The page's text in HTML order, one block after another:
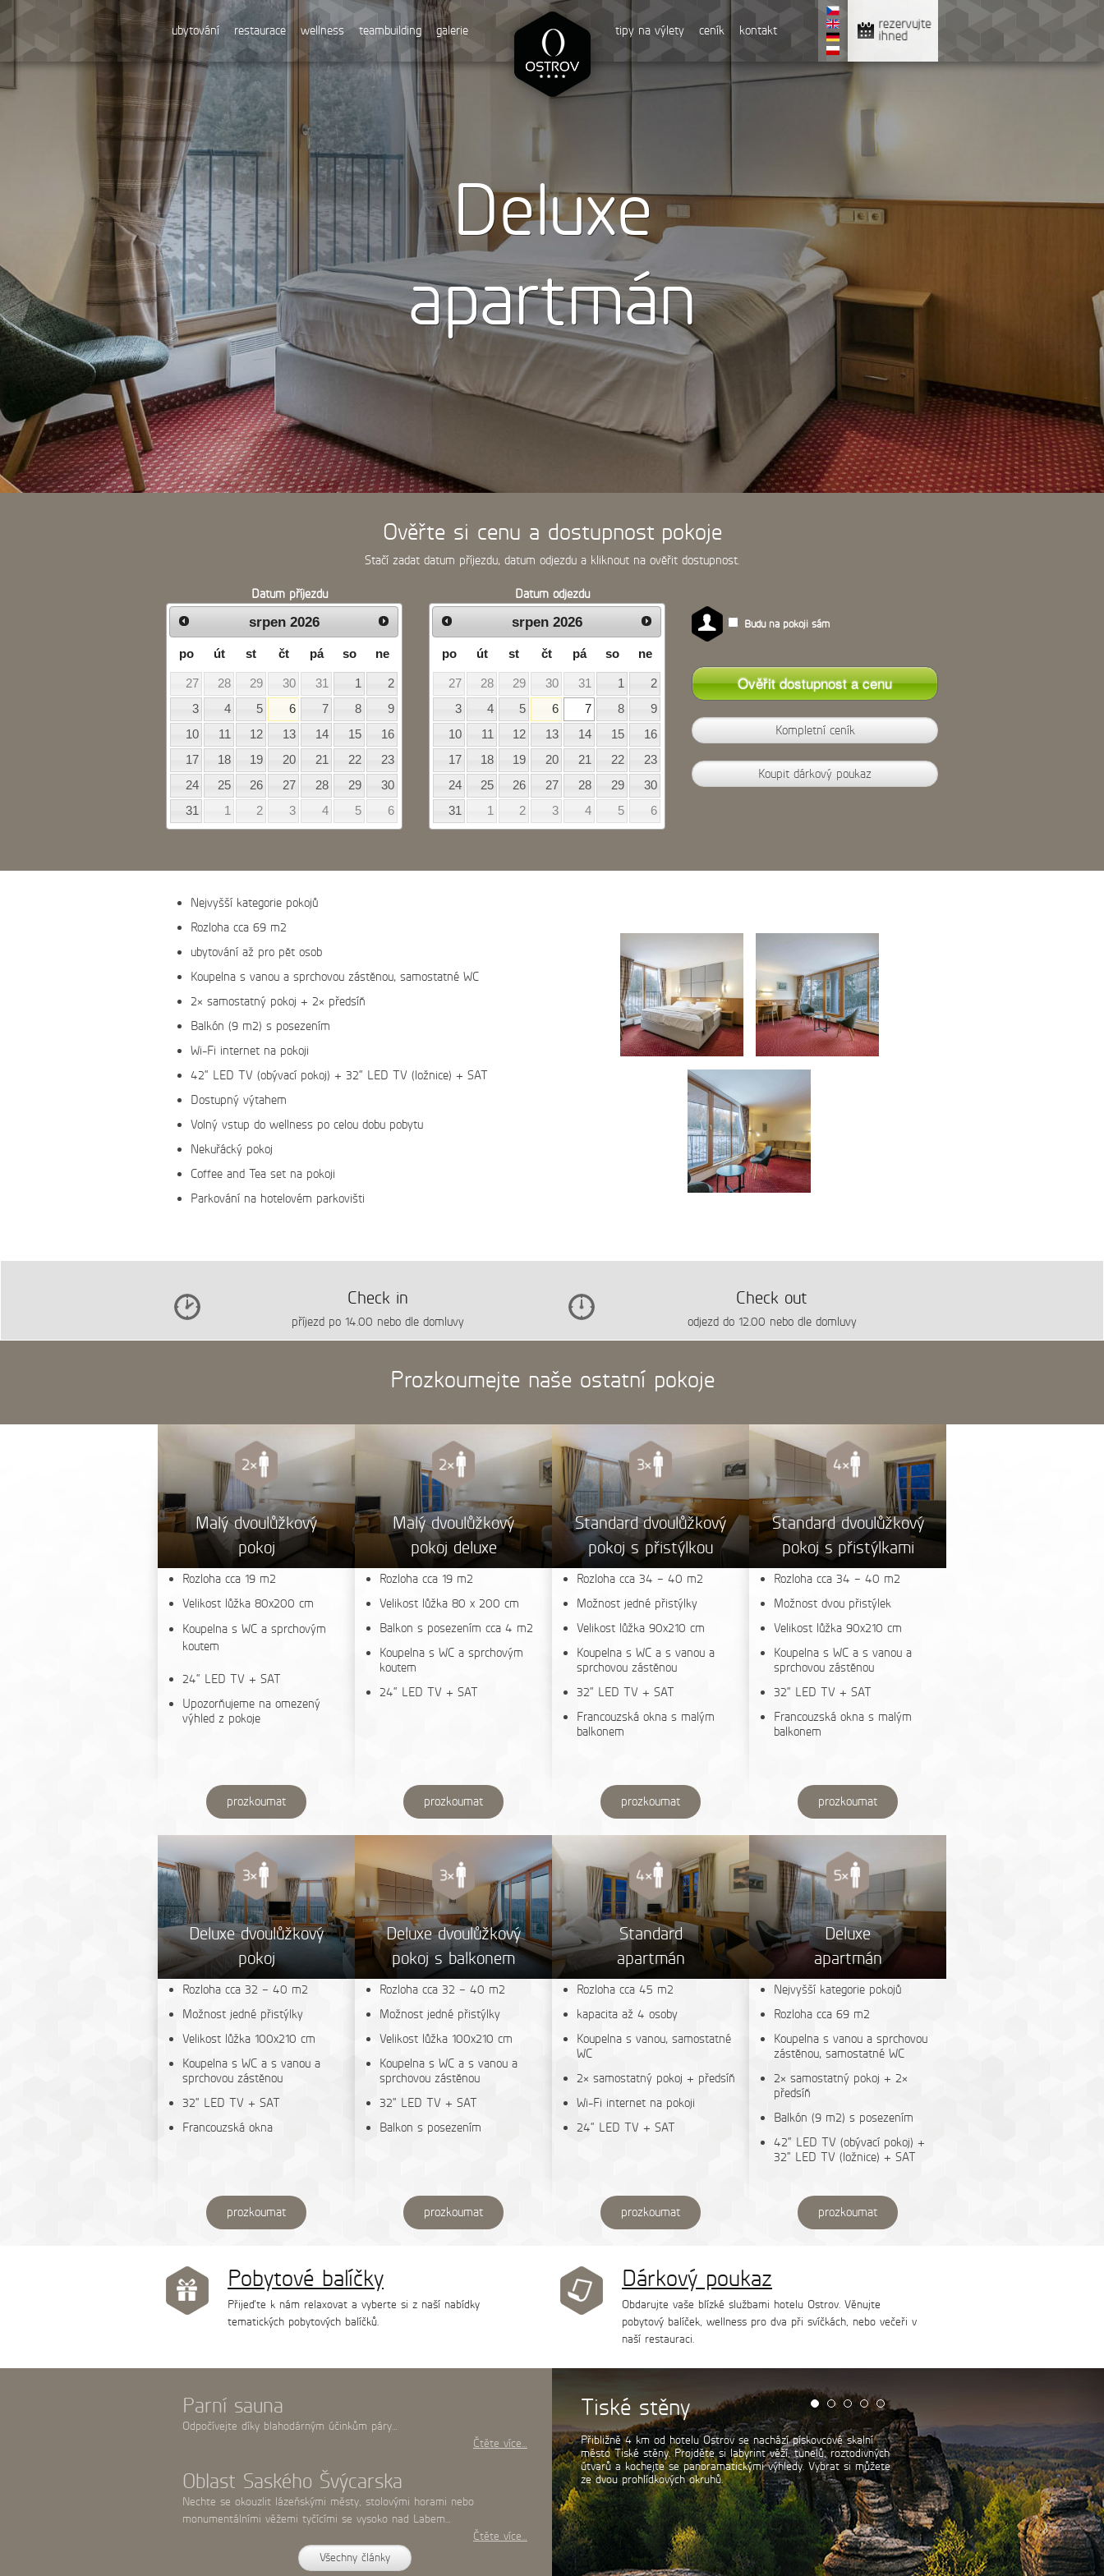
ubytování restaurace wellness teambuilding galerie tipy na výlety ceník kontakt rezervujte
ihned
Deluxe
apartmán
Ověřte si cenu a dostupnost pokoje
Stačí zadat datum příjezdu, datum odjezdu a kliknout na ověřit dostupnost.
Datum příjezdu
srpen 2026
po út st čt pá so ne
27 28 29 30 31 1
2
3
4 5 6 7 8
9
10
11 12 13 14 15
16
17
18 19 20 21 22
23
24
25 26 27 28 29
30
31
1 2 3 4 5 6
Datum odjezdu
srpen 2026
po út st čt pá so ne
27 28 29 30 31 1
2
3
4 5 6 7 8
9
10
11 12 13 14 15
16
17
18 19 20 21 22
23
24
25 26 27 28 29
30
31
1 2 3 4 5 6
Budu na pokoji sám
Kompletní ceník
Koupit dárkový poukaz
Nejvyšší kategorie pokojů
Rozloha cca 69 m2
ubytování až pro pět osob
Koupelna s vanou a sprchovou zástěnou, samostatné WC
2× samostatný pokoj + 2× předsíň
Balkón (9 m2) s posezením
Wi-Fi internet na pokoji
42“ LED TV (obývací pokoj) + 32“ LED TV (ložnice) + SAT
Dostupný výtahem
Volný vstup do wellness po celou dobu pobytu
Nekuřácký pokoj
Coffee and Tea set na pokoji
Parkování na hotelovém parkovišti
Check in
příjezd po 14.00 nebo dle domluvy
Check out
odjezd do 12.00 nebo dle domluvy
Prozkoumejte naše ostatní pokoje
Malý dvoulůžkový
pokoj
Rozloha cca 19 m2
Velikost lůžka 80x200 cm
Koupelna s WC a sprchovým
koutem
24“ LED TV + SAT
Upozorňujeme na omezený
výhled z pokoje
prozkoumat
Malý dvoulůžkový
pokoj deluxe
Rozloha cca 19 m2
Velikost lůžka 80 x 200 cm
Balkon s posezením cca 4 m2
Koupelna s WC a sprchovým
koutem
24“ LED TV + SAT
prozkoumat
Standard dvoulůžkový
pokoj s přistýlkou
Rozloha cca 34 – 40 m2
Možnost jedné přistýlky
Velikost lůžka 90x210 cm
Koupelna s WC a s vanou a
sprchovou zástěnou
32“ LED TV + SAT
Francouzská okna s malým
balkonem
prozkoumat
Standard dvoulůžkový
pokoj s přistýlkami
Rozloha cca 34 – 40 m2
Možnost dvou přistýlek
Velikost lůžka 90x210 cm
Koupelna s WC a s vanou a
sprchovou zástěnou
32“ LED TV + SAT
Francouzská okna s malým
balkonem
prozkoumat
Deluxe dvoulůžkový
pokoj
Rozloha cca 32 – 40 m2
Možnost jedné přistýlky
Velikost lůžka 100x210 cm
Koupelna s WC a s vanou a
sprchovou zástěnou
32“ LED TV + SAT
Francouzská okna
prozkoumat
Deluxe dvoulůžkový
pokoj s balkonem
Rozloha cca 32 – 40 m2
Možnost jedné přistýlky
Velikost lůžka 100x210 cm
Koupelna s WC a s vanou a
sprchovou zástěnou
32“ LED TV + SAT
Balkon s posezením
prozkoumat
Standard
apartmán
Rozloha cca 45 m2
kapacita až 4 osoby
Koupelna s vanou, samostatné
WC
2× samostatný pokoj + předsíň
Wi-Fi internet na pokoji
24“ LED TV + SAT
prozkoumat
Deluxe
apartmán
Nejvyšší kategorie pokojů
Rozloha cca 69 m2
Koupelna s vanou a sprchovou
zástěnou, samostatné WC
2× samostatný pokoj + 2×
předsíň
Balkón (9 m2) s posezením
42“ LED TV (obývací pokoj) +
32“ LED TV (ložnice) + SAT
prozkoumat
Pobytové balíčky
Přijeďte k nám relaxovat a vyberte si z naší nabídky
tematických pobytových balíčků.
Dárkový poukaz
Obdarujte vaše blízké službami hotelu Ostrov. Věnujte
pobytový balíček, wellness pro dva při svíčkách, nebo večeři v
naší restauraci.
Parní sauna
Odpočívejte díky blahodárným účinkům páry…
Čtěte více…
Oblast Saského Švýcarska
Nechte se okouzlit lázeňskými městy, stolovými horami nebo
monumentálními věžemi tyčícími se vysoko nad Labem…
Čtěte více…
Všechny články
Sněžník
Vydejte se z hotelu Ostrov na vrcholek Děčínského Sněžníku (723
m n.m.), odkud se můžete kochat výhledem na Českosaské
Švýcarsko i Lužické hory. Užijte si nenáročný výlet s rodinou,
který můžete zakončit zábavnou jízdou na koloběžkách.